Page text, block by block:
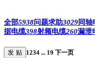
全部5938问题求助3029同轴
据电缆398射频电缆260漏泄
发 贴 1234 ... 19 下一页